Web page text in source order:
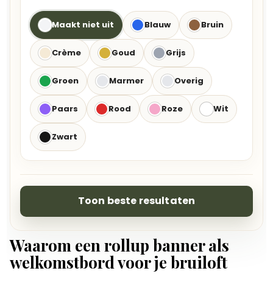
Maakt niet uit Blauw Bruin
Crème Goud Grijs
Groen Marmer Overig
Paars Rood Roze Wit
Zwart
Toon beste resultaten
Waarom een rollup banner als
welkomstbord voor je bruiloft